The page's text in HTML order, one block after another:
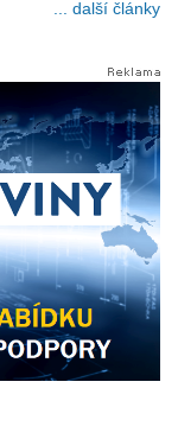
... další články